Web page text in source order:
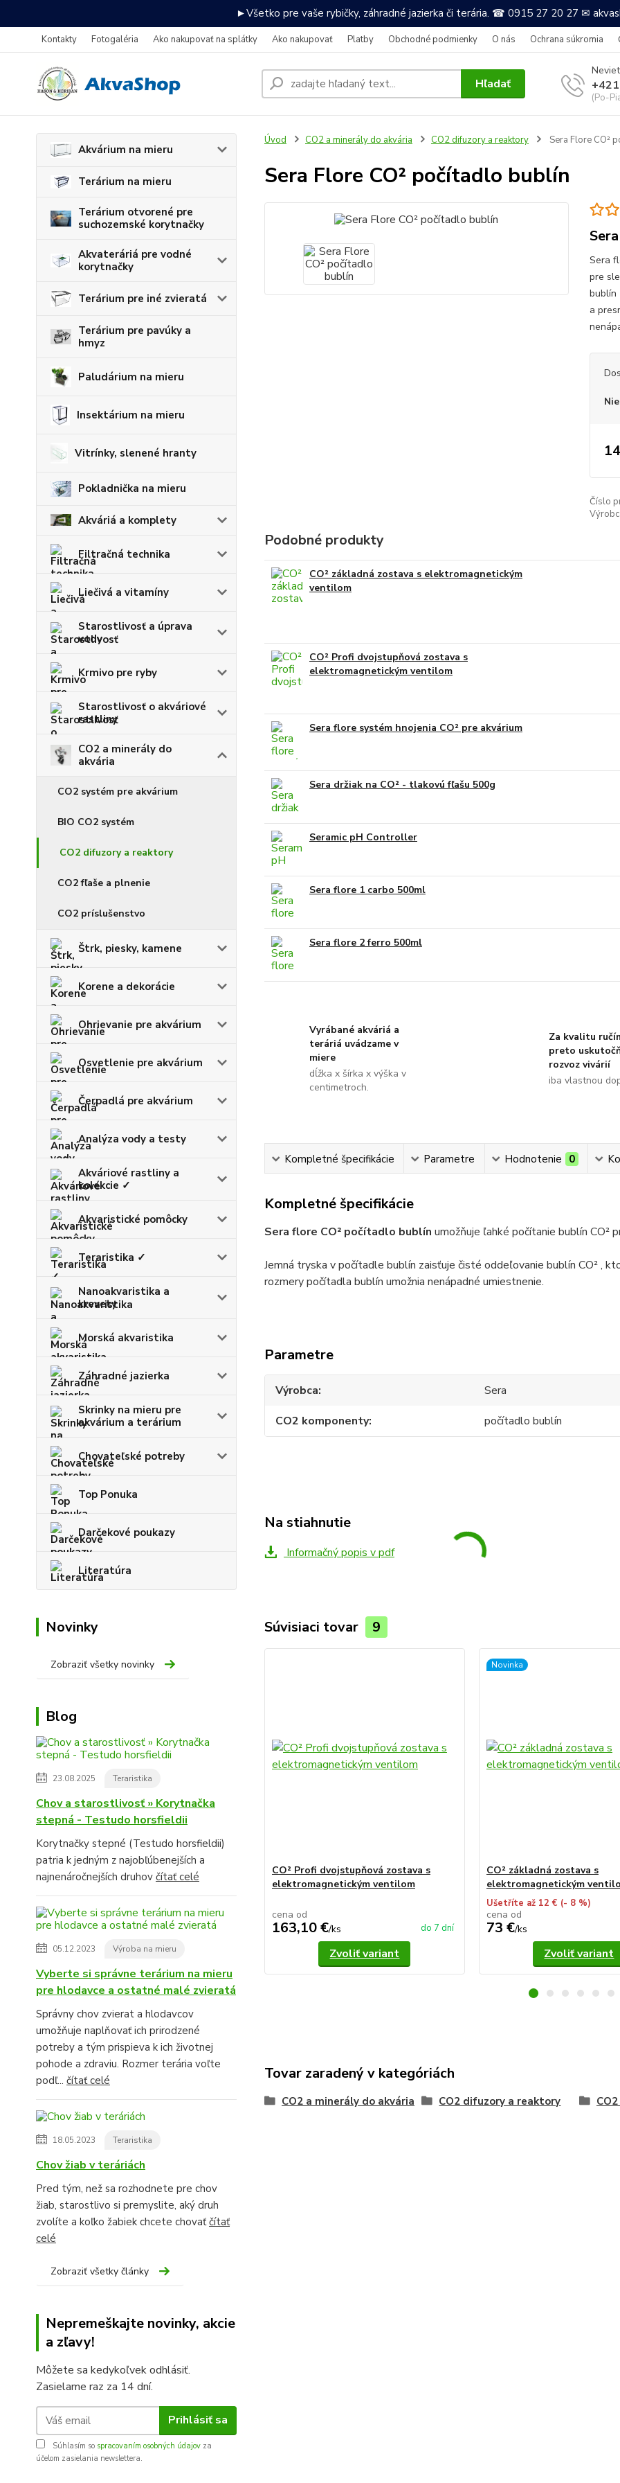
►Všetko pre vaše rybičky, záhradné jazierka či terária. ☎ 0915 27 20 27 ✉
Kontakty Fotogaléria Ako nakupovať na splátky Ako nakupovať Platby Obchodné podmienky O nás Ochrana súkromia
Hľadať
(Po-
Akvárium na mieru
Terárium na mieru
Terárium otvorené pre
suchozemské korytnačky
Akvateráriá pre vodné
korytnačky
Terárium pre iné zvieratá
Terárium pre pavúky a
hmyz
Paludárium na mieru
Insektárium na mieru
Vitrínky, slenené hranty
Pokladnička na mieru
Akváriá a komplety
Filtračná technika
Liečivá a vitamíny
Starostlivosť a úprava
vody
Krmivo pre ryby
Starostlivosť o akváriové
rastliny
CO2 a minerály do
akvária
CO2 systém pre akvárium
BIO CO2 systém
CO2 difuzory a reaktory
CO2 fľaše a plnenie
CO2 príslušenstvo
Štrk, piesky, kamene
Korene a dekorácie
Ohrievanie pre akvárium
Osvetlenie pre akvárium
Čerpadlá pre akvárium
Analýza vody a testy
Akváriové rastliny a
kolekcie ✓
Akvaristické pomôcky
Teraristika ✓
Nanoakvaristika a
krevety
Morská akvaristika
Záhradné jazierka
Skrinky na mieru pre
akvárium a terárium
Chovateľské potreby
Top Ponuka
Darčekové poukazy
Literatúra
Novinky
Zobraziť všetky novinky
Blog
23.08.2025 Teraristika
Chov a starostlivosť » Korytnačka
stepná - Testudo horsfieldii
Korytnačky stepné (Testudo horsfieldii)
patria k jedným z najobľúbenejších a
najnenáročnejších druhov čítať celé
05.12.2023 Výroba na mieru
Vyberte si správne terárium na mieru
pre hlodavce a ostatné malé zvieratá
Správny chov zvierat a hlodavcov
umožňuje naplňovať ich prirodzené
potreby a tým prispieva k ich životnej
pohode a zdraviu. Rozmer terária voľte
podľ... čítať celé
18.05.2023 Teraristika
Chov žiab v teráriách
Pred tým, než sa rozhodnete pre chov
žiab, starostlivo si premyslite, aký druh
zvolíte a koľko žabiek chcete chovaťčítať
celé
Zobraziť všetky články
Nepremeškajte novinky, akcie
a zľavy!
Môžete sa kedykoľvek odhlásiť.
Zasielame raz za 14 dní.
Prihlásiť sa
Súhlasím so spracovaním osobných údajov za
účelom zasielania newslettera.
Úvod CO2 a minerály do akvária CO2 difuzory a reaktory Sera Flore CO²
Sera Flore CO² počítadlo bublín
Sera
pre
bublín
a
Číslo
Podobné produkty
CO² základná zostava s elektromagnetickým
ventilom
CO² Profi dvojstupňová zostava s
elektromagnetickým ventilom
Sera flore systém hnojenia CO² pre akvárium
Sera držiak na CO² - tlakovú fľašu 500g
Seramic pH Controller
Sera flore 1 carbo 500ml
Sera flore 2 ferro 500ml
Vyrábané akváriá a
teráriá uvádzame v
miere
dĺžka x šírka x výška v
centimetroch.
Za kvalitu
preto
rozvoz vivárií
iba vlastnou
Kompletné špecifikácie Parametre Hodnotenie 0
Kompletné špecifikácie
Sera flore CO² počítadlo bublín umožňuje ľahké počítanie bublín CO²
Jemná tryska v počítadle bublín zaisťuje čisté oddeľovanie bublín CO² ,
rozmery počítadla bublín umožnia nenápadné umiestnenie.
Parametre
Výrobca
Sera
CO2 komponenty
počítadlo bublín
Na stiahnutie
Informačný popis v pdf
Súvisiaci tovar 9
CO² Profi dvojstupňová zostava s
elektromagnetickým ventilom
cena od
163,10 €/ks do 7 dní
Zvoliť variant
Novinka
CO² základná zostava s
elektromagnetickým
Ušetříte až 12 € (- 8 %)
cena od
73 €/ks
Zvoliť variant
Tovar zaradený v kategóriách
CO2 a minerály do akvária CO2 difuzory a reaktory